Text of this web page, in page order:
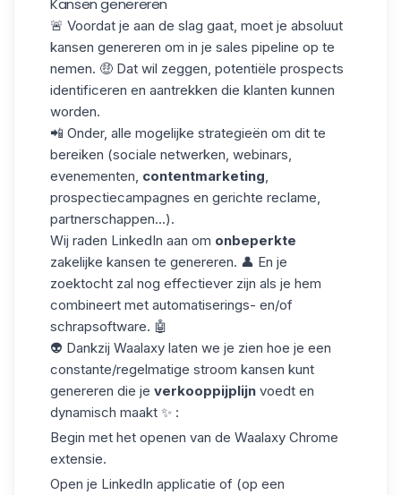
Kansen genereren
🚨 Voordat je aan de slag gaat, moet je absoluut
kansen genereren om in je sales pipeline op te
nemen. 🤑 Dat wil zeggen, potentiële prospects
identificeren en aantrekken die klanten kunnen
worden.
📲 Onder, alle mogelijke strategieën om dit te
bereiken (sociale netwerken, webinars,
evenementen, contentmarketing,
prospectiecampagnes en gerichte reclame,
partnerschappen...).
Wij raden LinkedIn aan om onbeperkte
zakelijke kansen te genereren. 👤 En je
zoektocht zal nog effectiever zijn als je hem
combineert met automatiserings- en/of
schrapsoftware. 🤖
👽 Dankzij Waalaxy laten we je zien hoe je een
constante/regelmatige stroom kansen kunt
genereren die je verkooppijplijn voedt en
dynamisch maakt ✨ :
Begin met het openen van de Waalaxy Chrome
extensie.
Open je LinkedIn applicatie of (op een